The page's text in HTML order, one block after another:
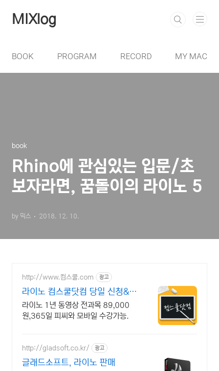
MIXlog
BOOK PROGRAM RECORD MY MAC
book
Rhino에 관심있는 입문/초
보자라면, 꿈돌이의 라이노 5
by 믹스 2018. 12. 10.
http://www.컴스쿨.com 광고
라이노 컴스쿨닷컴 당일 신청&결
제시 기프티콘!
라이노 1년 동영상 전과목 89,000
원,365일 피씨와 모바일 수강가능.
http://gladsoft.co.kr/ 광고
글래드소프트, 라이노 판매